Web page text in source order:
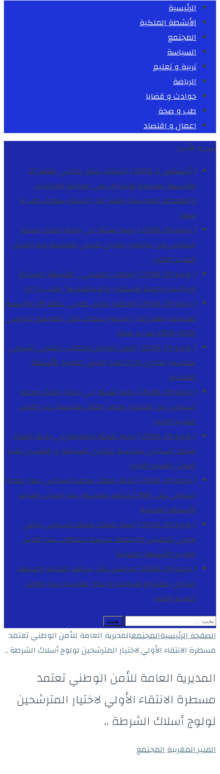
الرئيسية
الأنشطة الملكية
المجتمع
السياسة
تربية و تعليم
الرياضة
حوادث و قضايا
طب و صحة
اعمال و اقتصاد
شريط الأخبار
[ أغسطس 1, 2026 ]
الدكتور نوفل كديلي يتفقد 12
مؤسسة تعليمية للإشراف على مراقبة الداخليات
والمطاعم المدرسية بجهة الدار البيضاء-سطاتطب و
صحة
[ يوليو 30, 2026 ]
برقية تهنئة الى جلالة الملك محمد
السادس من الدكتور رضوان غنيمي بمناسبة عيد العرش
المجيدالاخبار
[ يوليو 30, 2026 ]
الخطاب الملكي .. “فلسفة السيادة
الإيجابية وجدلية الاستقرار والديناميكية”كتاب و اراء
[ يوليو 29, 2026 ]
الدكتور نوفل كديلي يتفقد 39 مؤسسة
تعليمية بجهة الدار البيضاء-سطات خلال الموسم الدراسي
2025-2026
طب و صحة
[ يوليو 29, 2026 ]
النص الكامل للخطاب الملكي السامي
بمناسبة الذكرى الـ27 لعيد العرش المجيد
الأنشطة
الملكية
[ يوليو 29, 2026 ]
برقية تهنئة الى جلالة الملك محمد
السادس من الدكتور محمد الفائد بمناسبة عيد العرش
المجيدالاخبار
[ يوليو 29, 2026 ]
برقية تهنئة مرفوعة إلى جلالة الملك
محمد السادس بمناسبة الذكرى السابعة و العشرين لعيد
العرش المجيدالاخبار
[ يوليو 29, 2026 ]
جلالة الملك محمد السادس يصدر عفوه
السامي على 1788 شخصا بمناسبة عيد العرش المجيد
الأنشطة الملكية
[ يوليو 29, 2026 ]
جلالة الملك محمد السادس يترأس
يومي الخميس والجمعة مراسم احتفالات عيد العرش
المجيدالأنشطة الملكية
[ يوليو 29, 2026 ]
مراكش تعزز بنياتها التحتية وعرضها
التربوي بمشاريع هيكلية واعدة بمناسبة عيد العرش
المجيدالاخبار
البحث
عن:
الصفحة الرئيسيةالمجتمعالمديرية العامة للأمن الوطني تعتمد
مسطرة الانتقاء الأولي لاختيار المترشحين لولوج أسلاك الشرطة ..
المديرية العامة للأمن الوطني تعتمد
مسطرة الانتقاء الأولي لاختيار المترشحين
لولوج أسلاك الشرطة ..
المنبر المغربيةالمجتمع